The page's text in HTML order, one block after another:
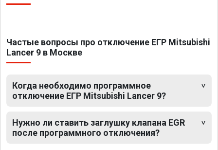
Частые вопросы про отключение ЕГР Mitsubishi
Lancer 9 в Москве
Когда необходимо программное
отключение ЕГР Mitsubishi Lancer 9?
Нужно ли ставить заглушку клапана EGR
после программного отключения?